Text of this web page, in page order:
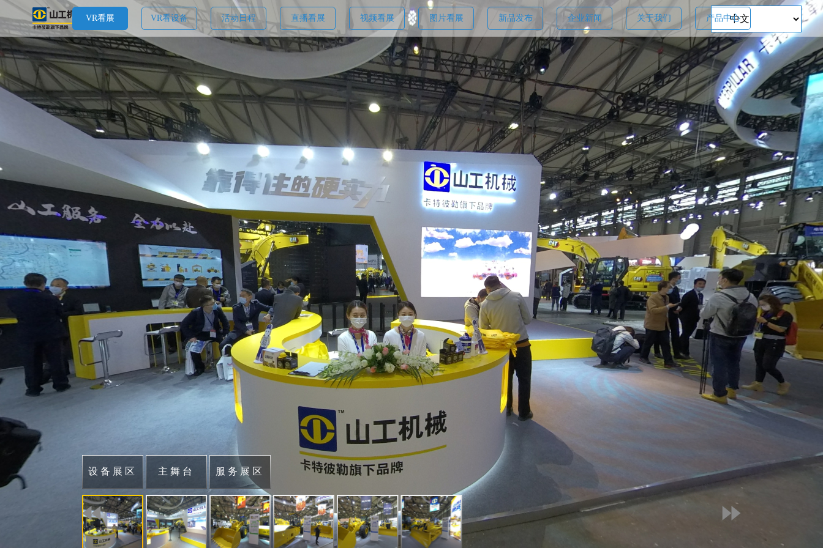
设备展区 主舞台 服务展区
VR看展 VR看设备 活动日程 直播看展 视频看展 图片看展 新品发布 企业新闻 关于我们 产品中心